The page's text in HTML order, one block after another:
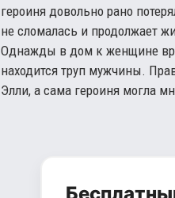
героиня довольно рано
не сломалась и продолжает
Однажды в дом к женщине
находится труп мужчины.
Элли, а сама героиня могла